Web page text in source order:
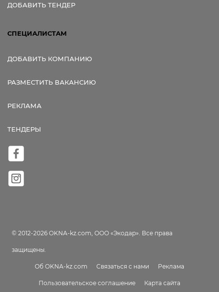
ДОБАВИТЬ ТЕНДЕР
СПЕЦИАЛИСТАМ
ДОБАВИТЬ КОМПАНИЮ
РАЗМЕСТИТЬ ВАКАНСИЮ
РЕКЛАМА
ТЕНДЕРЫ
© 2012-2026 OKNA-kz.com, ООО «Экодар». Все права
защищены.
Об OKNA-kz.com Связаться с нами Реклама
Пользовательское соглашение Карта сайта